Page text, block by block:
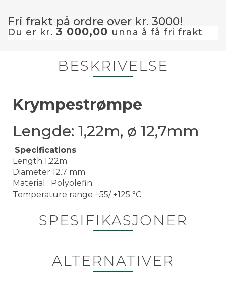
Fri frakt på ordre over kr. 3000!
Du er kr. 3 000,00 unna å få fri frakt
BESKRIVELSE
Krympestrømpe
Lengde: 1,22m, ø 12,7mm
Specifications
Length 1,22m
Diameter 12.7 mm
Material : Polyolefin
Temperature range ÷55/ +125 °C
SPESIFIKASJONER
ALTERNATIVER